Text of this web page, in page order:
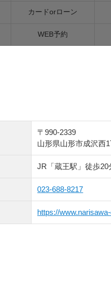
カードorローン
WEB予約
〒990-2339
山形県山形市成沢西
JR「蔵王駅」徒歩20
023-688-8217
https://